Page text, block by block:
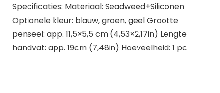
Specificaties: Materiaal: Seadweed+Siliconen
Optionele kleur: blauw, groen, geel Grootte
penseel: app. 11,5×5,5 cm (4,53×2,17in) Lengte
handvat: app. 19cm (7,48in) Hoeveelheid: 1 pc